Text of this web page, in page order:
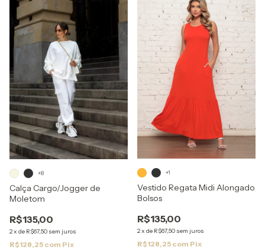
Calça Cargo/Jogger de
Moletom
R$135,00
2x de R$67,50 sem juros
R$128,25 com Pix
+8
Vestido Regata Midi Alongado
Bolsos
R$135,00
2x de R$67,50 sem juros
R$128,25 com Pix
+1